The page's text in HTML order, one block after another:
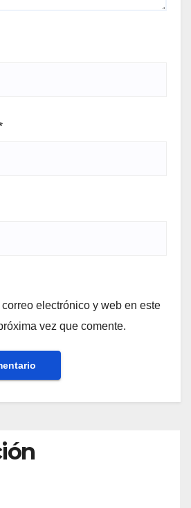
electrónico y web en este
vez que comente.